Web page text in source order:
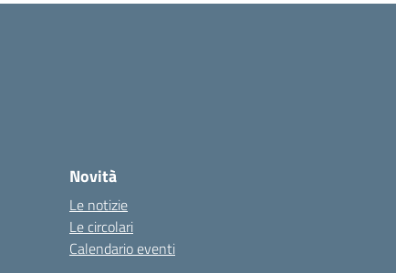
Novità
Le notizie
Le circolari
Calendario eventi